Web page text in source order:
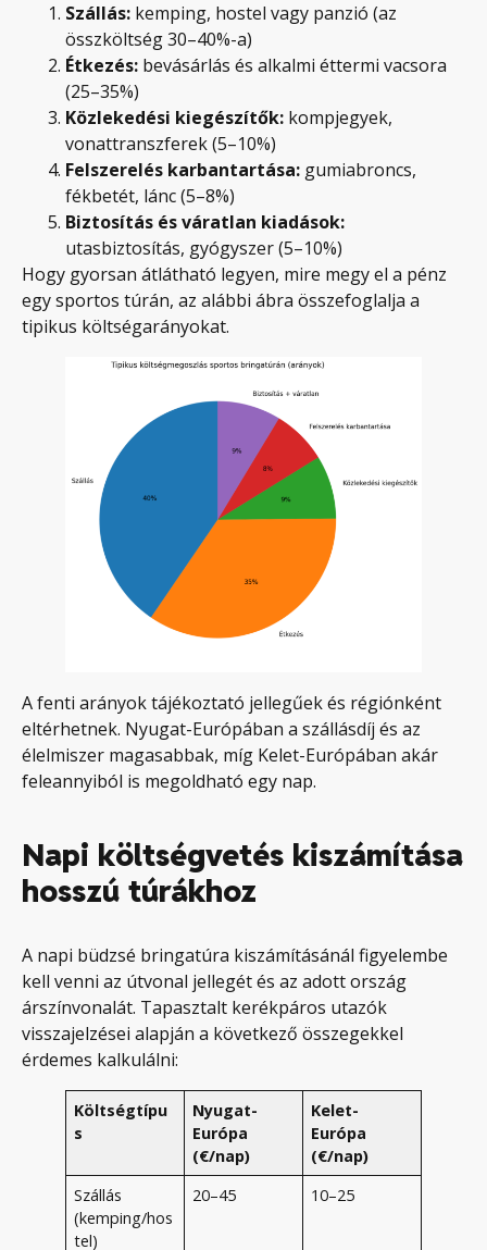
Szállás: kemping, hostel vagy panzió (az
összköltség 30–40%-a)
Étkezés: bevásárlás és alkalmi éttermi vacsora
(25–35%)
Közlekedési kiegészítők: kompjegyek,
vonattranszferek (5–10%)
Felszerelés karbantartása: gumiabroncs,
fékbetét, lánc (5–8%)
Biztosítás és váratlan kiadások:
utasbiztosítás, gyógyszer (5–10%)
Hogy gyorsan átlátható legyen, mire megy el a pénz
egy sportos túrán, az alábbi ábra összefoglalja a
tipikus költségarányokat.
A fenti arányok tájékoztató jellegűek és régiónként
eltérhetnek. Nyugat-Európában a szállásdíj és az
élelmiszer magasabbak, míg Kelet-Európában akár
feleannyiból is megoldható egy nap.
Napi költségvetés kiszámítása
hosszú túrákhoz
A napi büdzsé bringatúra kiszámításánál figyelembe
kell venni az útvonal jellegét és az adott ország
árszínvonalát. Tapasztalt kerékpáros utazók
visszajelzései alapján a következő összegekkel
érdemes kalkulálni:
Költségtípu
s
Nyugat-
Európa
(€/nap)
Kelet-
Európa
(€/nap)
Szállás
(kemping/hos
tel)
20–45 10–25